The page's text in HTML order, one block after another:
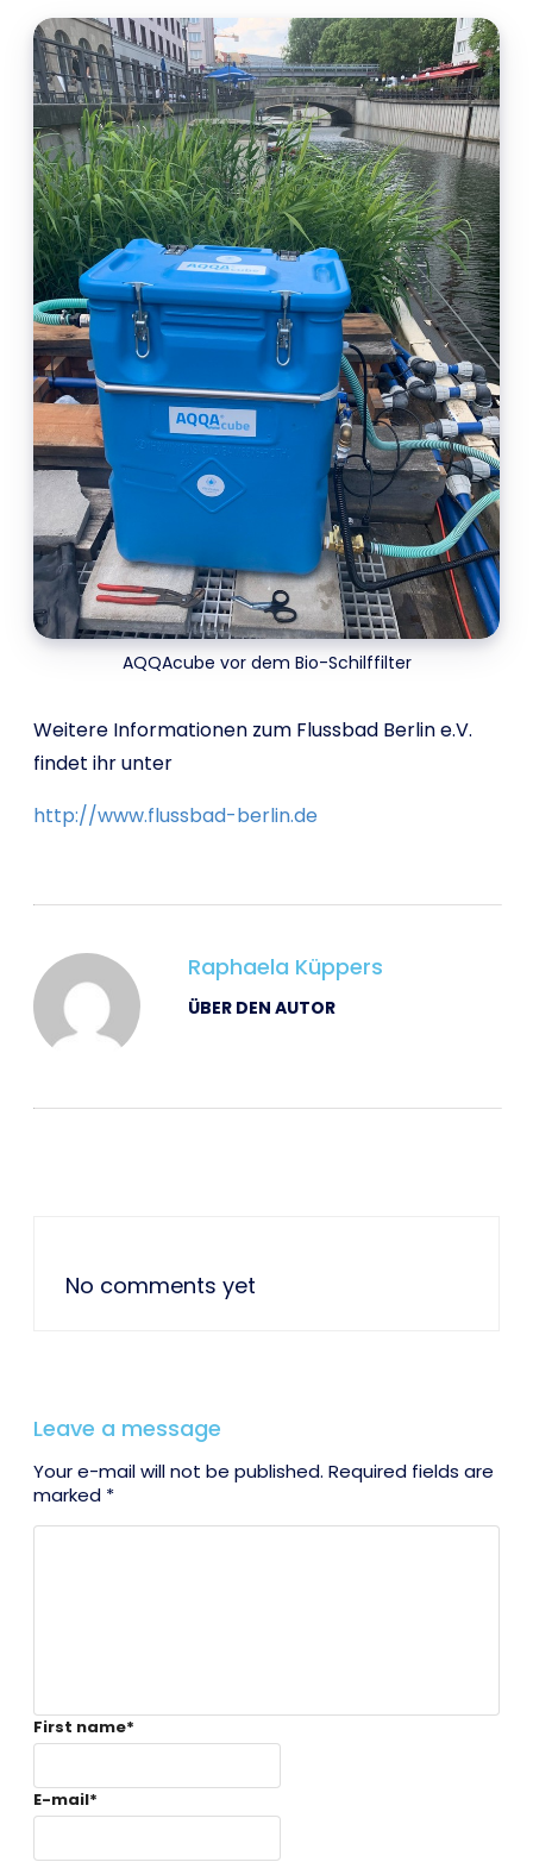
AQQAcube vor dem Bio-Schilffilter
Weitere Informationen zum Flussbad Berlin e.V.
findet ihr unter
http://www.flussbad-berlin.de
Raphaela Küppers
ÜBER DEN AUTOR
No comments yet
Leave a message
Your e-mail will not be published. Required fields are
marked *
First name*
E-mail*